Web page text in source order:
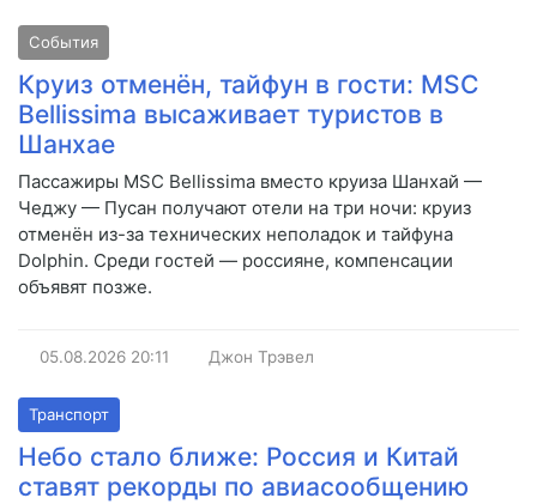
События
Круиз отменён, тайфун в гости: MSC
Bellissima высаживает туристов в
Шанхае
Пассажиры MSC Bellissima вместо круиза Шанхай —
Чеджу — Пусан получают отели на три ночи: круиз
отменён из-за технических неполадок и тайфуна
Dolphin. Среди гостей — россияне, компенсации
объявят позже.
05.08.2026 20:11 Джон Трэвел
Транспорт
Небо стало ближе: Россия и Китай
ставят рекорды по авиасообщению